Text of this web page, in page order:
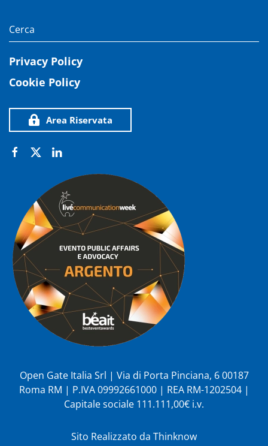
Privacy Policy
Cookie Policy
Area Riservata
Open Gate Italia Srl | Via di Porta Pinciana, 6 00187
Roma RM | P.IVA 09992661000 | REA RM-1202504 |
Capitale sociale 111.111,00€ i.v.
Sito Realizzato da Thinknow